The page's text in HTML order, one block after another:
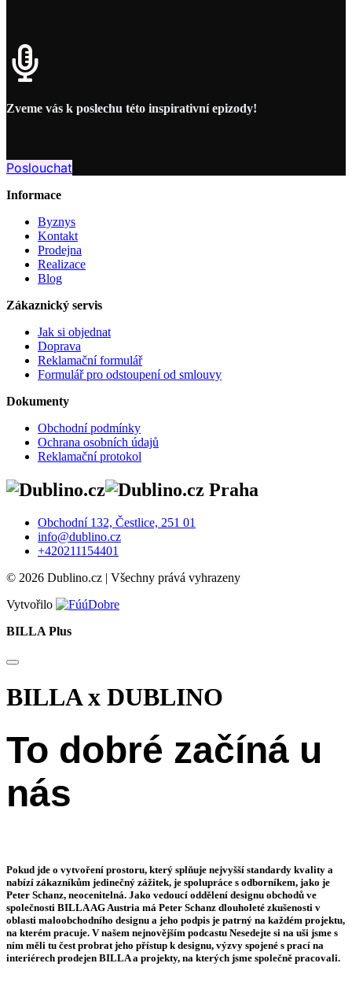
Zveme vás k poslechu této inspirativní epizody!
Poslouchat
Informace
Byznys
Kontakt
Prodejna
Realizace
Blog
Zákaznický servis
Jak si objednat
Doprava
Reklamační formulář
Formulář pro odstoupení od smlouvy
Dokumenty
Obchodní podmínky
Ochrana osobních údajů
Reklamační protokol
Praha
Obchodní 132, Čestlice, 251 01
info@dublino.cz
+420211154401
© 2026 Dublino.cz | Všechny prává vyhrazeny
Vytvořilo
BILLA Plus
BILLA x DUBLINO
To dobré začíná u
nás
Pokud jde o vytvoření prostoru, který splňuje nejvyšší standardy kvality a
nabízí zákazníkům jedinečný zážitek, je spolupráce s odborníkem, jako je
Peter Schanz, neocenitelná. Jako vedoucí oddělení designu obchodů ve
společnosti BILLA AG Austria má Peter Schanz dlouholeté zkušenosti v
oblasti maloobchodního designu a jeho podpis je patrný na každém projektu,
na kterém pracuje. V našem nejnovějším podcastu Nesedejte si na uši jsme s
ním měli tu čest probrat jeho přístup k designu, výzvy spojené s prací na
interiérech prodejen BILLA a projekty, na kterých jsme společně pracovali.